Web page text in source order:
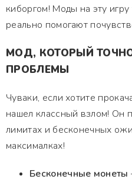
киборгом! Моды на эту
реально помогают
МОД, КОТОРЫЙ
ПРОБЛЕМЫ
Чуваки, если хотите
нашел классный взлом! Он
лимитах и бесконечных
максималках!
Бесконечные монеты